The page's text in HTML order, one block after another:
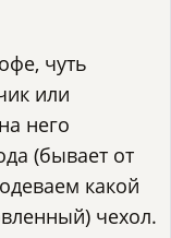
чуть
или
него
(бывает от
какой
чехол.